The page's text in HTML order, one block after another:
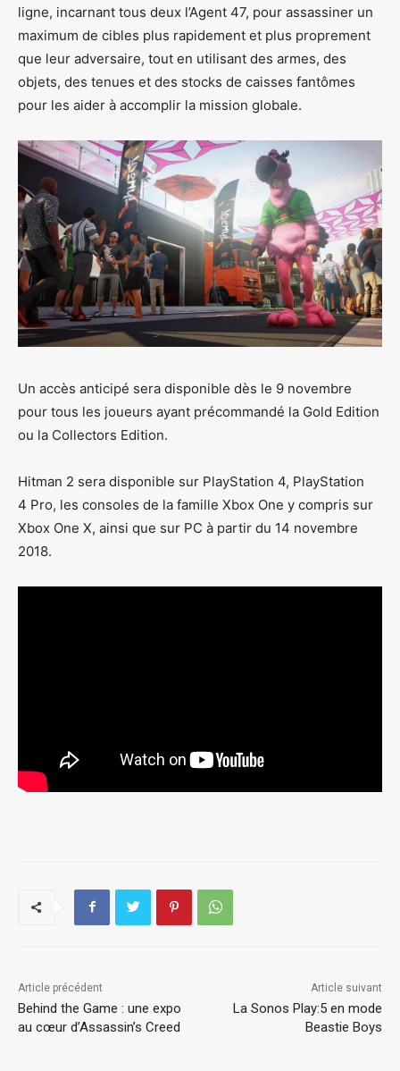
ligne, incarnant tous deux l’Agent 47, pour assassiner un
maximum de cibles plus rapidement et plus proprement
que leur adversaire, tout en utilisant des armes, des
objets, des tenues et des stocks de caisses fantômes
pour les aider à accomplir la mission globale.
Un accès anticipé sera disponible dès le 9 novembre
pour tous les joueurs ayant précommandé la Gold Edition
ou la Collectors Edition.
Hitman 2 sera disponible sur PlayStation 4, PlayStation
4 Pro, les consoles de la famille Xbox One y compris sur
Xbox One X, ainsi que sur PC à partir du 14 novembre
2018.
Article précédent
Behind the Game : une expo
au cœur d’Assassin’s Creed
Article suivant
La Sonos Play:5 en mode
Beastie Boys